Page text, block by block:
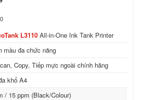
L3110 All-in-One Ink Tank Printer
màu đa chức năng
Copy, Tiếp mực ngoài chính hãng
khổ A4
/ 15 ppm (Black/Colour)